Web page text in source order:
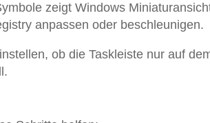
zeigt Windows
anpassen oder beschleunigen.
ob die Taskleiste nur auf